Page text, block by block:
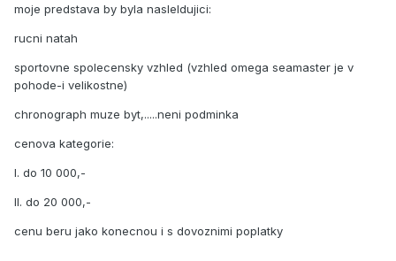
moje predstava by byla nasleldujici:
rucni natah
sportovne spolecensky vzhled (vzhled omega seamaster je v
pohode-i velikostne)
chronograph muze byt,.....neni podminka
cenova kategorie:
I. do 10 000,-
II. do 20 000,-
cenu beru jako konecnou i s dovoznimi poplatky